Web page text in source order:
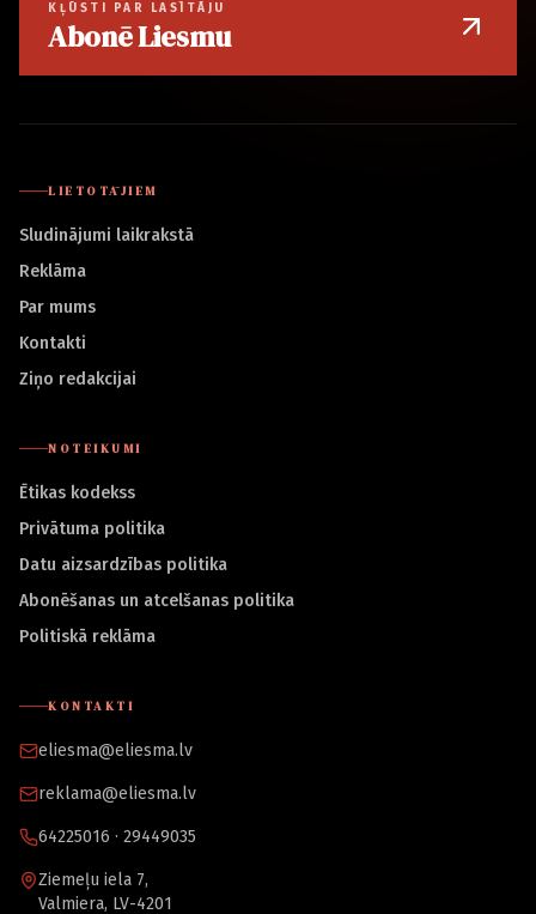
KĻŪSTI PAR LASĪTĀJU
Abonē Liesmu
LIETOTĀJIEM
Sludinājumi laikrakstā
Reklāma
Par mums
Kontakti
Ziņo redakcijai
NOTEIKUMI
Ētikas kodekss
Privātuma politika
Datu aizsardzības politika
Abonēšanas un atcelšanas politika
Politiskā reklāma
KONTAKTI
eliesma@eliesma.lv
reklama@eliesma.lv
64225016 · 29449035
Ziemeļu iela 7,
Valmiera, LV-4201